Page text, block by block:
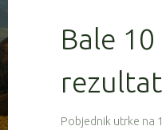
Bale 10
Pobjednik utrke na